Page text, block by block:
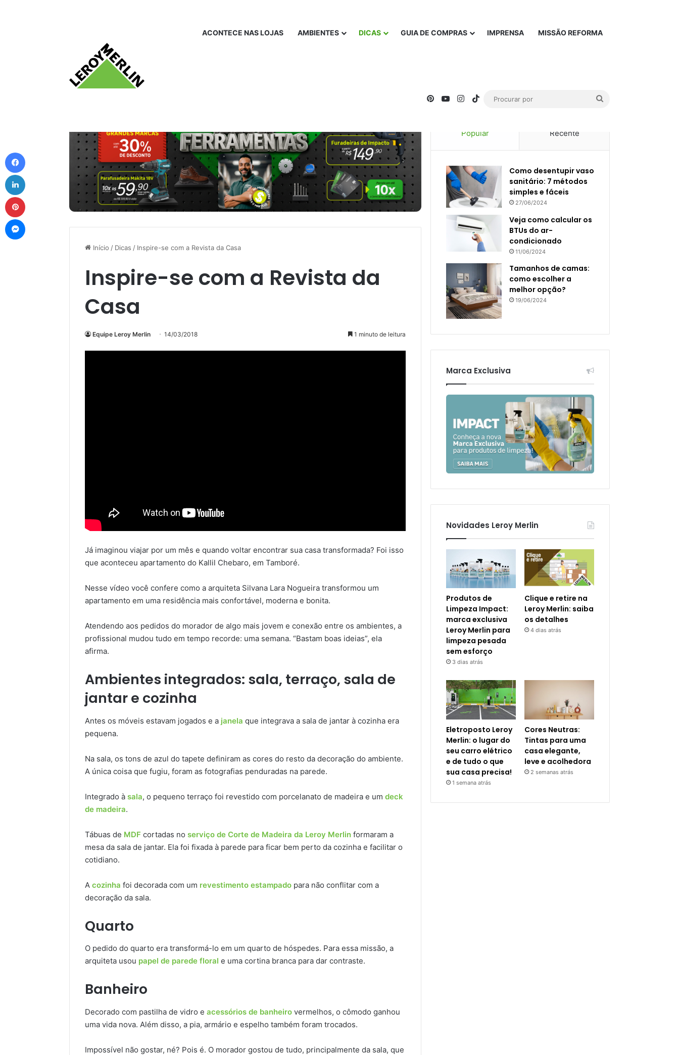
ACONTECE NAS LOJAS AMBIENTES DICAS GUIA DE COMPRAS IMPRENSA MISSÃO REFORMA
PinterestYouTubeInstagram
TikTok
Início / Dicas / Inspire-se com a Revista da Casa
Inspire-se com a Revista da
Casa
Equipe Leroy Merlin 14/03/2018 1 minuto de leitura
Já imaginou viajar por um mês e quando voltar encontrar sua casa transformada? Foi isso
que aconteceu apartamento do Kallil Chebaro, em Tamboré.
Nesse vídeo você confere como a arquiteta Silvana Lara Nogueira transformou um
apartamento em uma residência mais confortável, moderna e bonita.
Atendendo aos pedidos do morador de algo mais jovem e conexão entre os ambientes, a
profissional mudou tudo em tempo recorde: uma semana. “Bastam boas ideias”, ela
afirma.
Ambientes integrados: sala, terraço, sala de
jantar e cozinha
Antes os móveis estavam jogados e a janela que integrava a sala de jantar à cozinha era
pequena.
Na sala, os tons de azul do tapete definiram as cores do resto da decoração do ambiente.
A única coisa que fugiu, foram as fotografias penduradas na parede.
Integrado à sala, o pequeno terraço foi revestido com porcelanato de madeira e um deck
de madeira.
Tábuas de MDF cortadas no serviço de Corte de Madeira da Leroy Merlin formaram a
mesa da sala de jantar. Ela foi fixada à parede para ficar bem perto da cozinha e facilitar o
cotidiano.
A cozinha foi decorada com um revestimento estampado para não conflitar com a
decoração da sala.
Quarto
O pedido do quarto era transformá-lo em um quarto de hóspedes. Para essa missão, a
arquiteta usou papel de parede floral e uma cortina branca para dar contraste.
Banheiro
Decorado com pastilha de vidro e acessórios de banheiro vermelhos, o cômodo ganhou
uma vida nova. Além disso, a pia, armário e espelho também foram trocados.
Impossível não gostar, né? Pois é. O morador gostou de tudo, principalmente da sala, que
Popular Recente
Como desentupir vaso
sanitário: 7 métodos
simples e fáceis
27/06/2024
Veja como calcular os
BTUs do ar-
condicionado
11/06/2024
Tamanhos de camas:
como escolher a
melhor opção?
19/06/2024
Marca Exclusiva
Novidades Leroy Merlin
Produtos de
Limpeza Impact:
marca exclusiva
Leroy Merlin para
limpeza pesada
sem esforço
3 dias atrás
Clique e retire na
Leroy Merlin: saiba
os detalhes
4 dias atrás
Eletroposto Leroy
Merlin: o lugar do
seu carro elétrico
e de tudo o que
sua casa precisa!
1 semana atrás
Cores Neutras:
Tintas para uma
casa elegante,
leve e acolhedora
2 semanas atrás